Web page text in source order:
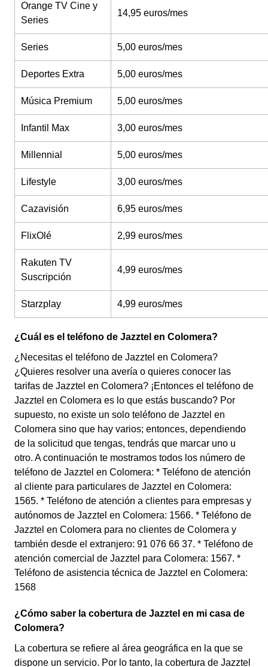
Orange TV Cine y
Series
14,95 euros/mes
Series 5,00 euros/mes
Deportes Extra 5,00 euros/mes
Música Premium 5,00 euros/mes
Infantil Max 3,00 euros/mes
Millennial 5,00 euros/mes
Lifestyle 3,00 euros/mes
Cazavisión 6,95 euros/mes
FlixOlé 2,99 euros/mes
Rakuten TV
Suscripción
4,99 euros/mes
Starzplay 4,99 euros/mes
¿Cuál es el teléfono de Jazztel en Colomera?
¿Necesitas el teléfono de Jazztel en Colomera?
¿Quieres resolver una avería o quieres conocer las
tarifas de Jazztel en Colomera? ¡Entonces el teléfono de
Jazztel en Colomera es lo que estás buscando? Por
supuesto, no existe un solo teléfono de Jazztel en
Colomera sino que hay varios; entonces, dependiendo
de la solicitud que tengas, tendrás que marcar uno u
otro. A continuación te mostramos todos los número de
teléfono de Jazztel en Colomera: * Teléfono de atención
al cliente para particulares de Jazztel en Colomera:
1565. * Teléfono de atención a clientes para empresas y
autónomos de Jazztel en Colomera: 1566. * Teléfono de
Jazztel en Colomera para no clientes de Colomera y
también desde el extranjero: 91 076 66 37. * Teléfono de
atención comercial de Jazztel para Colomera: 1567. *
Teléfono de asistencia técnica de Jazztel en Colomera:
1568
¿Cómo saber la cobertura de Jazztel en mi casa de
Colomera?
La cobertura se refiere al área geográfica en la que se
dispone un servicio. Por lo tanto, la cobertura de Jazztel